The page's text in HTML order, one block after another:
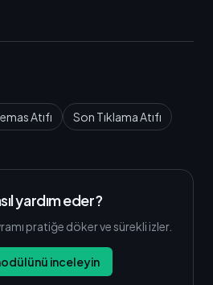
Atıfı Son Tıklama Atıfı
yardım eder?
pratiğe döker ve sürekli izler.
inceleyin